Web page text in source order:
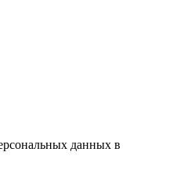
данных в